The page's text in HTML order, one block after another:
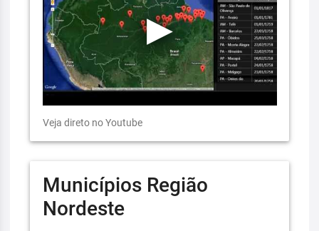
Veja direto no Youtube
Municípios Região
Nordeste